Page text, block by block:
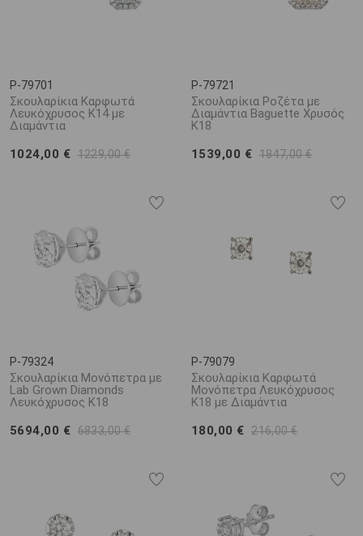
P-79701
Σκουλαρίκια Καρφωτά
Λευκόχρυσος K14 με
Διαμάντια
1024,00 € 1229,00 €
P-79721
Σκουλαρίκια Ροζέτα με
Διαμάντια Baguette Χρυσός
K18
1539,00 € 1847,00 €
P-79324
Σκουλαρίκια Μονόπετρα με
Lab Grown Diamonds
Λευκόχρυσος K18
5694,00 € 6833,00 €
P-79079
Σκουλαρίκια Καρφωτά
Μονόπετρα Λευκόχρυσος
K18 με Διαμάντια
180,00 € 216,00 €